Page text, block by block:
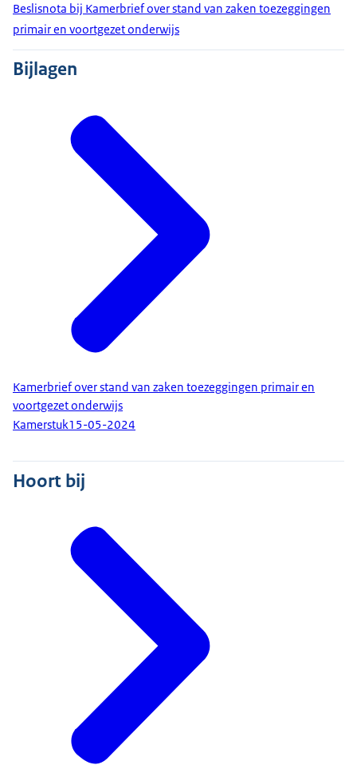
Beslisnota bij Kamerbrief over stand van zaken toezeggingen
primair en voortgezet onderwijs
Bijlagen
Kamerbrief over stand van zaken toezeggingen primair en
voortgezet onderwijs
Kamerstuk15-05-2024
Hoort bij